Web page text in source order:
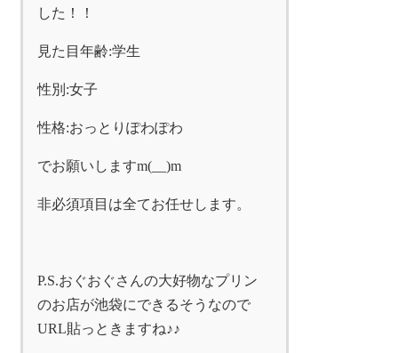
した！！
見た目年齢:学生
性別:女子
性格:おっとりぽわぽわ
でお願いしますm(__)m
非必須項目は全てお任せします。
P.S.おぐおぐさんの大好物なプリン
のお店が池袋にできるそうなので
URL貼っときますね♪♪